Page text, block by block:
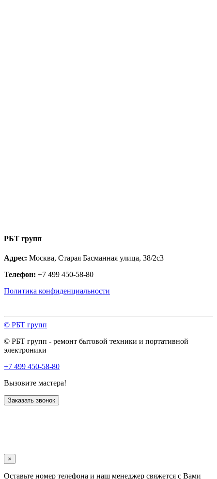
РБТ групп
Адрес: Москва, Старая Басманная улица, 38/2с3
Телефон: +7 499 450-58-80
Политика конфиденциальности
© РБТ групп
© РБТ групп - ремонт бытовой техники и портативной
электроники
+7 499 450-58-80
Вызовите мастера!
Заказать звонок
×
Оставьте номер телефона и наш менеджер свяжется с Вами